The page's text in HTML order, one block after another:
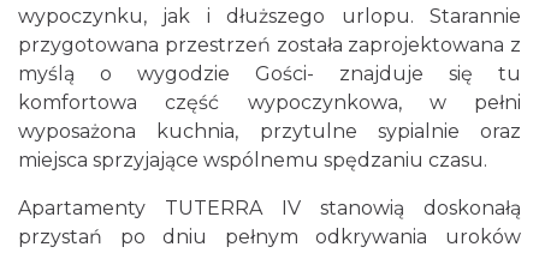
wypoczynku, jak i dłuższego urlopu. Starannie
przygotowana przestrzeń została zaprojektowana z
myślą o wygodzie Gości- znajduje się tu
komfortowa część wypoczynkowa, w pełni
wyposażona kuchnia, przytulne sypialnie oraz
miejsca sprzyjające wspólnemu spędzaniu czasu.
Apartamenty TUTERRA IV stanowią doskonałą
przystań po dniu pełnym odkrywania uroków